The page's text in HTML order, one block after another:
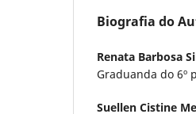
Biografia do
Renata Barbosa
Graduanda do 6º
Suellen Cistine